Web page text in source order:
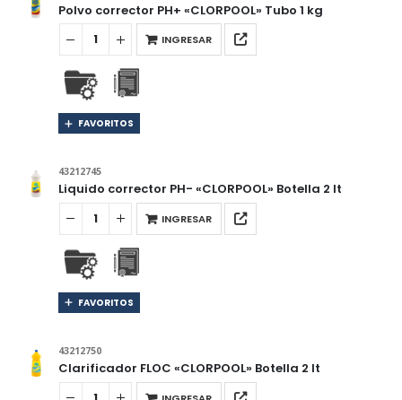
Polvo corrector PH+ «CLORPOOL» Tubo 1 kg
INGRESAR
FAVORITOS
43212745
Liquido corrector PH- «CLORPOOL» Botella 2 lt
INGRESAR
FAVORITOS
43212750
Clarificador FLOC «CLORPOOL» Botella 2 lt